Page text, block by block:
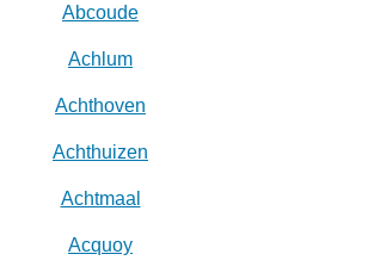
Abcoude
Achlum
Achthoven
Achthuizen
Achtmaal
Acquoy